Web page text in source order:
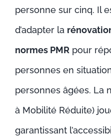
personne sur cinq. Il
d’adapter la
normes PMRpour
personnes en
personnes âgées. La
à Mobilité Réduite)
garantissant